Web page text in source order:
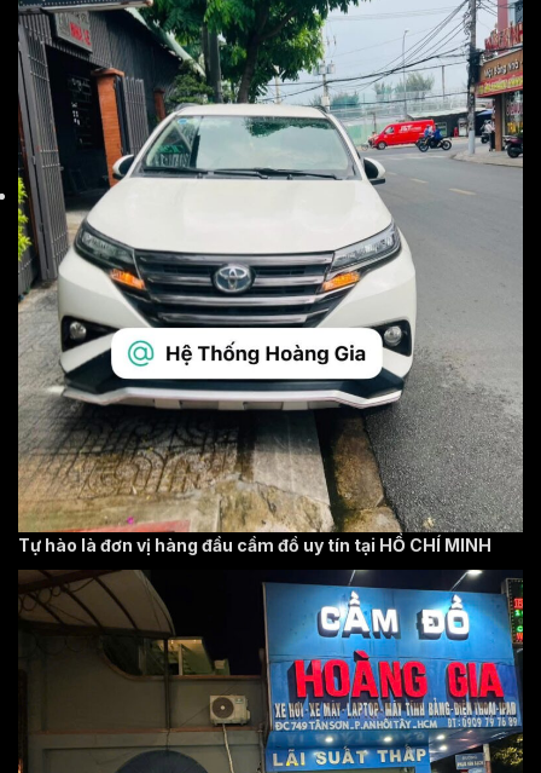
Tự hào là đơn vị hàng đầu cầm đồ uy tín tại HỒ CHÍ MINH